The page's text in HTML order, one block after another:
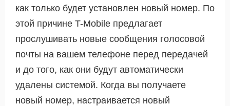
как только будет установлен новый номер. По
этой причине T-Mobile предлагает
прослушивать новые сообщения голосовой
почты на вашем телефоне перед передачей
и до того, как они будут автоматически
удалены системой. Когда вы получаете
новый номер, настраивается новый